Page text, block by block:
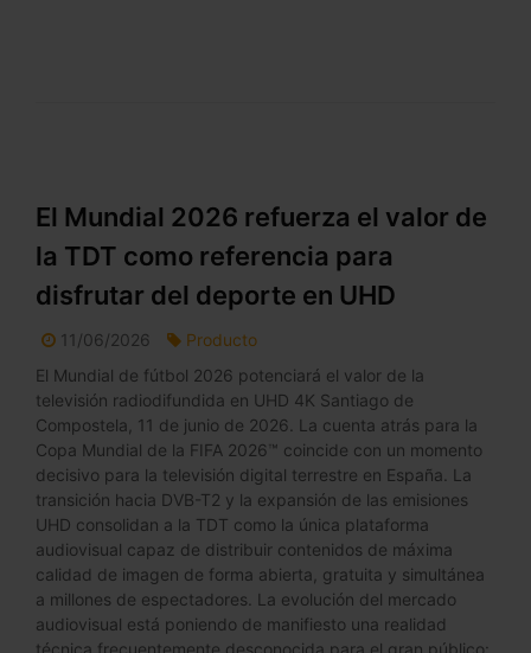
El Mundial 2026 refuerza el valor de
la TDT como referencia para
disfrutar del deporte en UHD
11/06/2026
Producto
El Mundial de fútbol 2026 potenciará el valor de la
televisión radiodifundida en UHD 4K Santiago de
Compostela, 11 de junio de 2026. La cuenta atrás para la
Copa Mundial de la FIFA 2026™ coincide con un momento
decisivo para la televisión digital terrestre en España. La
transición hacia DVB-T2 y la expansión de las emisiones
UHD consolidan a la TDT como la única plataforma
audiovisual capaz de distribuir contenidos de máxima
calidad de imagen de forma abierta, gratuita y simultánea
a millones de espectadores. La evolución del mercado
audiovisual está poniendo de manifiesto una realidad
técnica frecuentemente desconocida para el gran público: